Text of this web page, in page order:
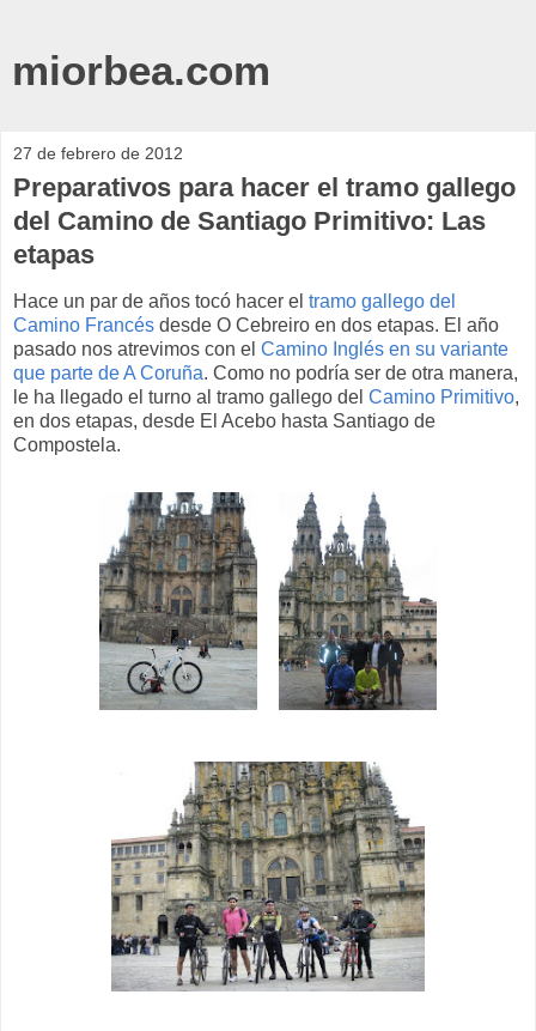
miorbea.com
27 de febrero de 2012
Preparativos para hacer el tramo gallego
del Camino de Santiago Primitivo: Las
etapas
Hace un par de años tocó hacer el tramo gallego del
Camino Francés desde O Cebreiro en dos etapas. El año
pasado nos atrevimos con el Camino Inglés en su variante
que parte de A Coruña. Como no podría ser de otra manera,
le ha llegado el turno al tramo gallego del Camino Primitivo,
en dos etapas, desde El Acebo hasta Santiago de
Compostela.